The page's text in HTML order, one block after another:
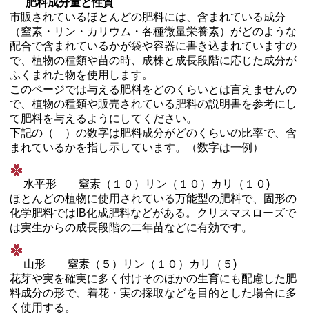
市販されているほとんどの肥料には、含まれている成分
（窒素・リン・カリウム・各種微量栄養素）がどのような
配合で含まれているかが袋や容器に書き込まれていますの
で、植物の種類や苗の時、成株と成長段階に応じた成分が
ふくまれた物を使用します。
このページでは与える肥料をどのくらいとは言えませんの
で、植物の種類や販売されている肥料の説明書を参考にし
て肥料を与えるようにしてください。
下記の（ ）の数字は肥料成分がどのくらいの比率で、含
まれているかを指し示しています。（数字は一例）
水平形 窒素（１０）リン（１０）カリ（１０)
ほとんどの植物に使用されている万能型の肥料で、固形の
化学肥料ではIB化成肥料などがある。クリスマスローズで
は実生からの成長段階の二年苗などに有効です。
山形 窒素（５）リン（１０）カリ（５)
花芽や実を確実に多く付けそのほかの生育にも配慮した肥
料成分の形で、着花・実の採取などを目的とした場合に多
く使用する。